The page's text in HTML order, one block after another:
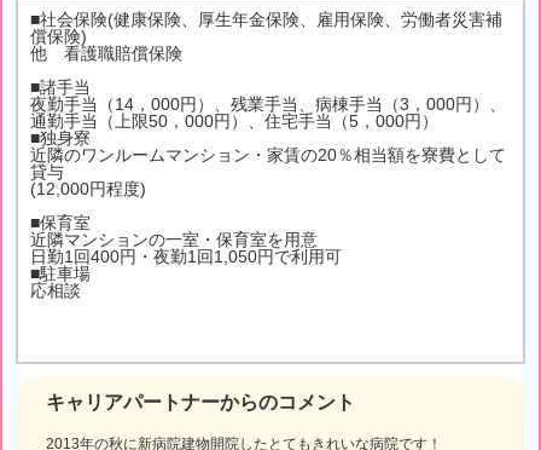
キャリアパートナーからのコメント
2013年の秋に新病院建物開院したとてもきれいな病院です！
■社会保険(健康保険、厚生年金保険、雇用保険、労働者災害補
償保険)
他 看護職賠償保険
■諸手当
夜勤手当（14，000円）、残業手当、病棟手当（3，000円）、
通勤手当（上限50，000円）、住宅手当（5，000円）
■独身寮
近隣のワンルームマンション・家賃の20％相当額を寮費として
貸与
(12,000円程度)
■保育室
近隣マンションの一室・保育室を用意
日勤1回400円・夜勤1回1,050円で利用可
■駐車場
応相談